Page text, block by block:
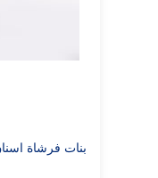
بنات فرشاة